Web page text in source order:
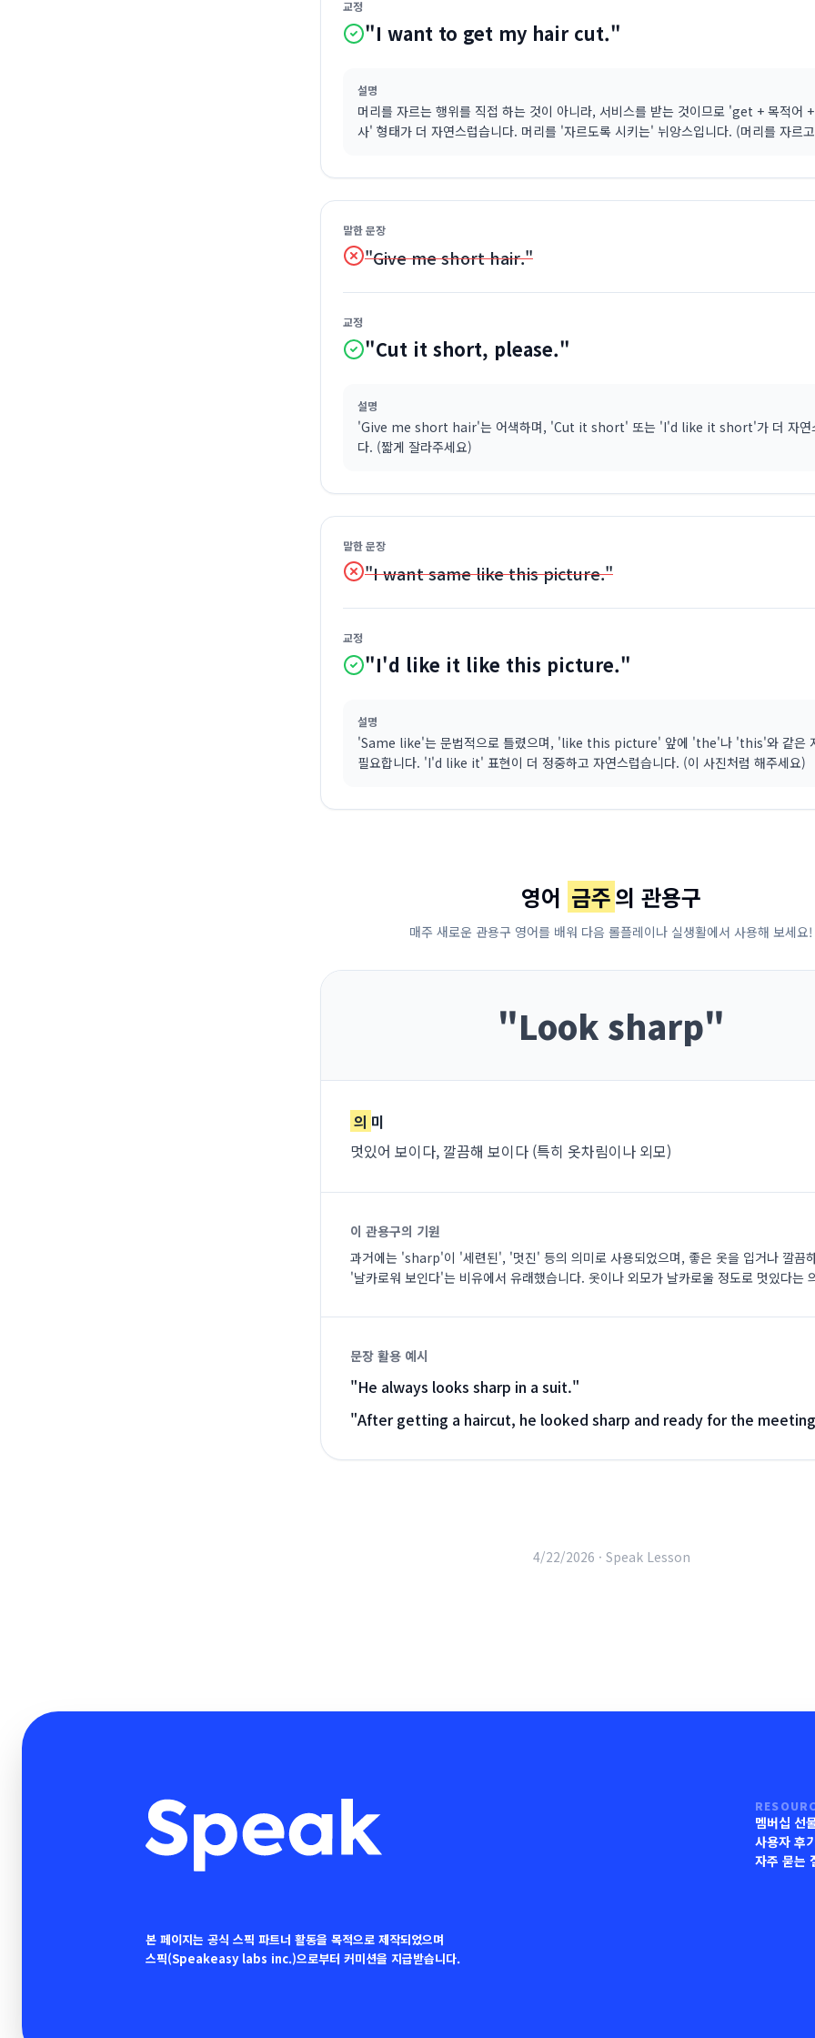
교정
"I want to get my hair cut."
설명
머리를 자르는 행위를 직접 하는 것이 아니라, 서비스를 받는 것이므로 'get + 목적어
사' 형태가 더 자연스럽습니다. 머리를 '자르도록 시키는' 뉘앙스입니다. (머리를 자르
말한 문장
"Give me short hair."
교정
"Cut it short, please."
설명
'Give me short hair'는 어색하며, 'Cut it short' 또는 'I'd like it short'가 더 자연
다. (짧게 잘라주세요)
말한 문장
"I want same like this picture."
교정
"I'd like it like this picture."
설명
'Same like'는 문법적으로 틀렸으며, 'like this picture' 앞에 'the'나 'this'와 같은
필요합니다. 'I'd like it' 표현이 더 정중하고 자연스럽습니다. (이 사진처럼 해주세요)
영어 금주의 관용구
매주 새로운 관용구 영어를 배워 다음 롤플레이나 실생활에서 사용해 보세요!
"Look sharp"
의 미
멋있어 보이다, 깔끔해 보이다 (특히 옷차림이나 외모)
이 관용구의 기원
과거에는 'sharp'이 '세련된', '멋진' 등의 의미로 사용되었으며, 좋은 옷을 입거나 깔끔
'날카로워 보인다'는 비유에서 유래했습니다. 옷이나 외모가 날카로울 정도로 멋있다는
문장 활용 예시
"He always looks sharp in a suit."
"After getting a haircut, he looked sharp and ready for the
4/22/2026 · Speak Lesson
본 페이지는 공식 스픽 파트너 활동을 목적으로 제작되었으며
스픽(Speakeasy labs inc.)으로부터 커미션을 지급받습니다.
멤버십 선
사용자 후
자주 묻는